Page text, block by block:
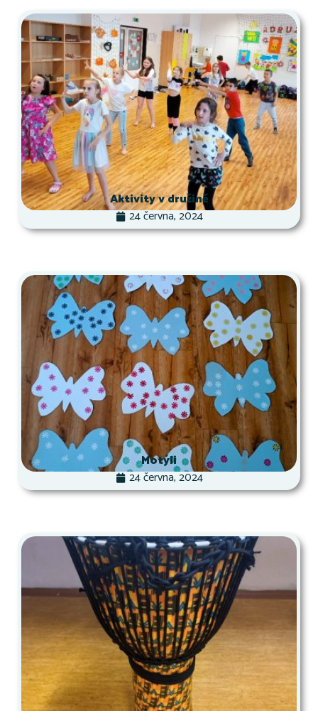
Aktivity v družině
24 června, 2024
Motýli
24 června, 2024